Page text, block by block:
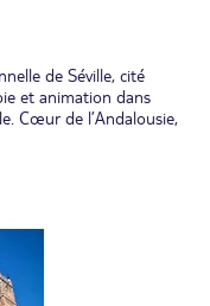
de Séville, cité
et animation dans
Cœur de l’Andalousie,
joyaux
: Cordoue.
à Cordoue (temps de
la ville. Cordoue,
sur la rive nord du
qui s’y sont